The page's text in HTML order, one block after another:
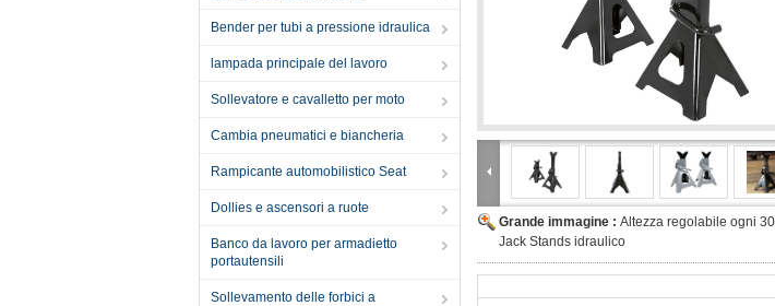
Bender per tubi a pressione idraulica
lampada principale del lavoro
Sollevatore e cavalletto per moto
Cambia pneumatici e biancheria
Rampicante automobilistico Seat
Dollies e ascensori a ruote
Banco da lavoro per armadietto
portautensili
Sollevamento delle forbici a
Grande immagine : Altezza regolabile ogni
Jack Stands idraulico